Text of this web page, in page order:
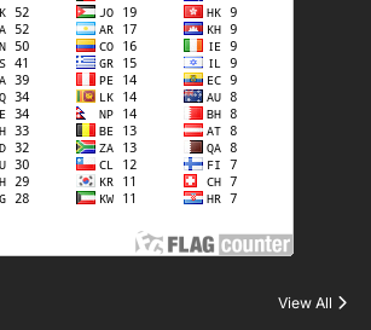
Harga Emas Hari Ini: Panduan untuk
Membeli dan Investasi
Eco Contributor
Jasa Menulis: Peluang Bisnis Kreatif
View All